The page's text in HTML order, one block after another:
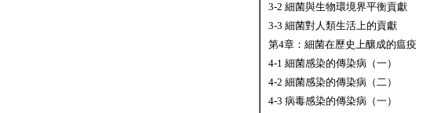
3-2 細菌與生物環境界平衡貢獻
3-3 細菌對人類生活上的貢獻
第4章：細菌在歷史上釀成的瘟疫
4-1 細菌感染的傳染病（一）
4-2 細菌感染的傳染病（二）
4-3 病毒感染的傳染病（一）